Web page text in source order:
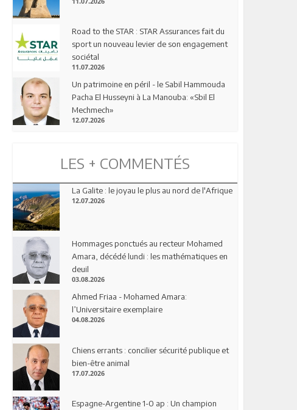
Road to the STAR : STAR Assurances fait du
sport un nouveau levier de son engagement
sociétal
11.07.2026
Un patrimoine en péril - le Sabil Hammouda
Pacha El Husseyni à La Manouba: «Sbil El
Mechmech»
12.07.2026
LES + COMMENTÉS
La Galite : le joyau le plus au nord de l'Afrique
12.07.2026
Hommages ponctués au recteur Mohamed
Amara, décédé lundi : les mathématiques en
deuil
03.08.2026
Ahmed Friaa - Mohamed Amara:
l’Universitaire exemplaire
04.08.2026
Chiens errants : concilier sécurité publique et
bien-être animal
17.07.2026
Espagne-Argentine 1-0 ap : Un champion